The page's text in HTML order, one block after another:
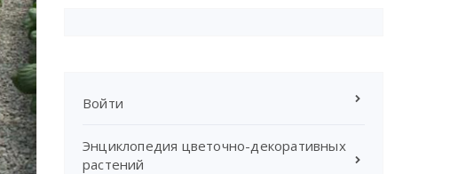
Войти
Энциклопедия цветочно-декоративных
растений